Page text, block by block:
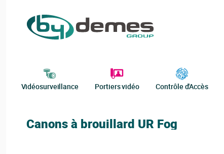
Vidéosurveillance Portiers vidéo Contrôle d'Accès
Canons à brouillard UR Fog